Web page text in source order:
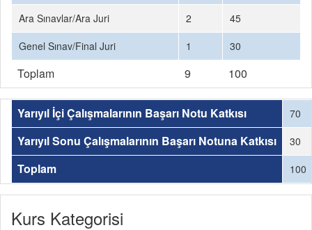
Ara Sınavlar/Ara Juri
2
45
Genel Sınav/Final Juri
1 30
Toplam 9 100
Yarıyıl İçi Çalışmalarının Başarı Notu Katkısı 70
Yarıyıl Sonu Çalışmalarının Başarı Notuna Katkısı 30
Toplam 100
Kurs Kategorisi